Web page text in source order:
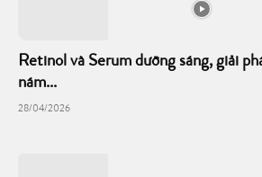
Retinol và Serum dưỡng sáng, giải
nám...
28/04/2026